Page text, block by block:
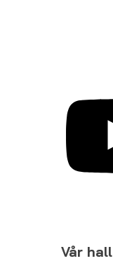
Vår hall